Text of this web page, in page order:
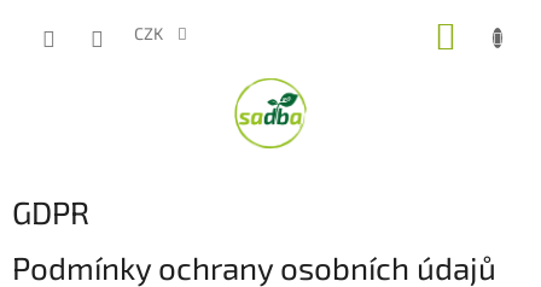
CZK
GDPR
Podmínky ochrany osobních údajů